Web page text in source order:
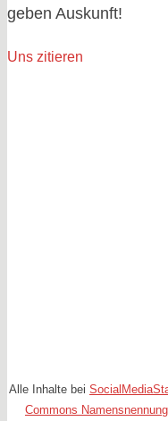
geben Auskunft!
Uns zitieren
Alle Inhalte bei
Commons